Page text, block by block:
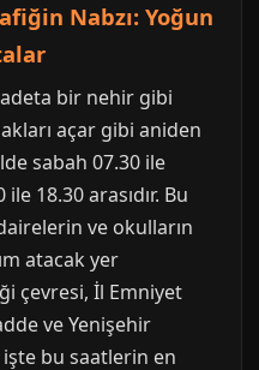
Nabzı: Yoğun
bir nehir gibi
açar gibi aniden
sabah 07.30 ile
18.30 arasıdır. Bu
ve okulların
atacak yer
çevresi, İl Emniyet
ve Yenişehir
işte bu saatlerin en